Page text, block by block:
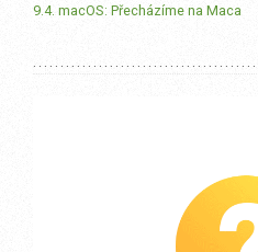
9.4. macOS: Přecházíme na Maca